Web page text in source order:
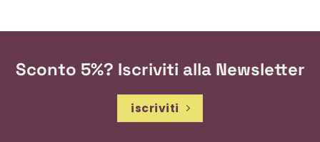
Sconto 5%? Iscriviti alla Newsletter
iscriviti